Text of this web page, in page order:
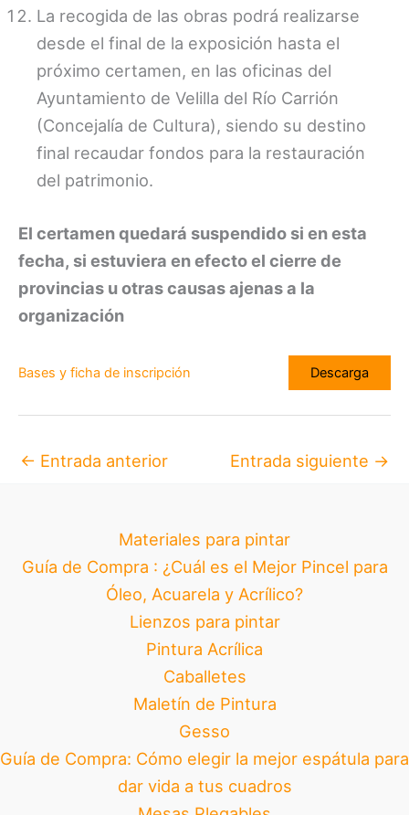
La recogida de las obras podrá realizarse
desde el final de la exposición hasta el
próximo certamen, en las oficinas del
Ayuntamiento de Velilla del Río Carrión
(Concejalía de Cultura), siendo su destino
final recaudar fondos para la restauración
del patrimonio.
El certamen quedará suspendido si en esta
fecha, si estuviera en efecto el cierre de
provincias u otras causas ajenas a la
organización
Bases y ficha de inscripción Descarga
← Entrada anterior Entrada siguiente →
Materiales para pintar
Guía de Compra : ¿Cuál es el Mejor Pincel para
Óleo, Acuarela y Acrílico?
Lienzos para pintar
Pintura Acrílica
Caballetes
Maletín de Pintura
Gesso
Guía de Compra: Cómo elegir la mejor espátula para
dar vida a tus cuadros